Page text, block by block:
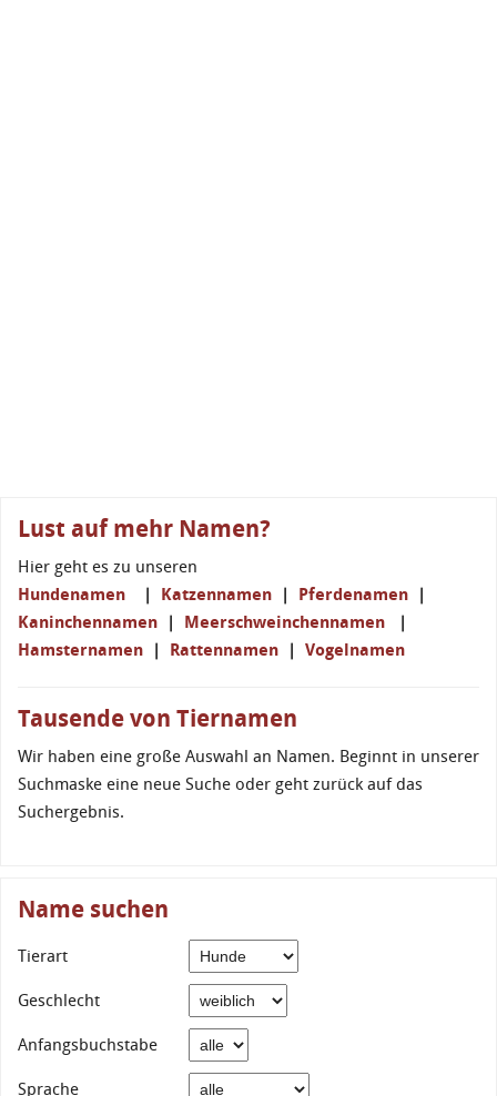
Lust auf mehr Namen?
Hier geht es zu unseren
Hundenamen | Katzennamen | Pferdenamen |
Kaninchennamen | Meerschweinchennamen |
Hamsternamen | Rattennamen | Vogelnamen
Tausende von Tiernamen
Wir haben eine große Auswahl an Namen. Beginnt in unserer
Suchmaske eine neue Suche oder geht zurück auf das
Suchergebnis.
Name suchen
Tierart
Geschlecht
Anfangsbuchstabe
Sprache